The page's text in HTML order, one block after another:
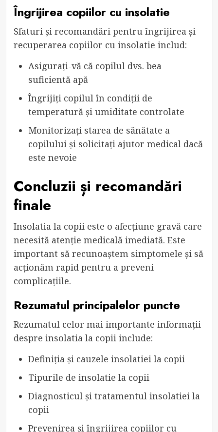
Îngrijirea copiilor cu insolatie
Sfaturi și recomandări pentru îngrijirea și
recuperarea copiilor cu insolatie includ:
Asigurați-vă că copilul dvs. bea
suficientă apă
Îngrijiți copilul în condiții de
temperatură și umiditate controlate
Monitorizați starea de sănătate a
copilului și solicitați ajutor medical dacă
este nevoie
Concluzii și recomandări
finale
Insolatia la copii este o afecțiune gravă care
necesită atenție medicală imediată. Este
important să recunoaștem simptomele și să
acționăm rapid pentru a preveni
complicațiile.
Rezumatul principalelor puncte
Rezumatul celor mai importante informații
despre insolatia la copii include:
Definiția și cauzele insolatiei la copii
Tipurile de insolatie la copii
Diagnosticul și tratamentul insolatiei la
copii
Prevenirea și îngrijirea copiilor cu